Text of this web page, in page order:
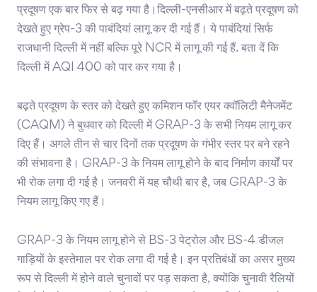
प्रदूषण एक बार फिर से बढ़ गया है।दिल्ली-एनसीआर में बढ़ते प्रदूषण को
देखते हुए ग्रेप-3 की पाबंदियां लागू कर दी गई हैं। ये पाबंदियां सिर्फ
राजधानी दिल्ली में नहीं बल्कि पूरे NCR में लागू की गई हैं. बता दें कि
दिल्ली में AQI 400 को पार कर गया है।
बढ़ते प्रदूषण के स्तर को देखते हुए कमिशन फॉर एयर क्वॉलिटी मैनेजमेंट
(CAQM) ने बुधवार को दिल्ली में GRAP-3 के सभी नियम लागू कर
दिए हैं। अगले तीन से चार दिनों तक प्रदूषण के गंभीर स्तर पर बने रहने
की संभावना है। GRAP-3 के नियम लागू होने के बाद निर्माण कार्यों पर
भी रोक लगा दी गई है। जनवरी में यह चौथी बार है, जब GRAP-3 के
नियम लागू किए गए हैं।
GRAP-3 के नियम लागू होने से BS-3 पेट्रोल और BS-4 डीजल
गाड़ियों के इस्तेमाल पर रोक लगा दी गई है। इन प्रतिबंधों का असर मुख्य
रूप से दिल्ली में होने वाले चुनावों पर पड़ सकता है, क्योंकि चुनावी रैलियों